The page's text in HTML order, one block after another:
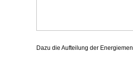
Dazu die Aufteilung der